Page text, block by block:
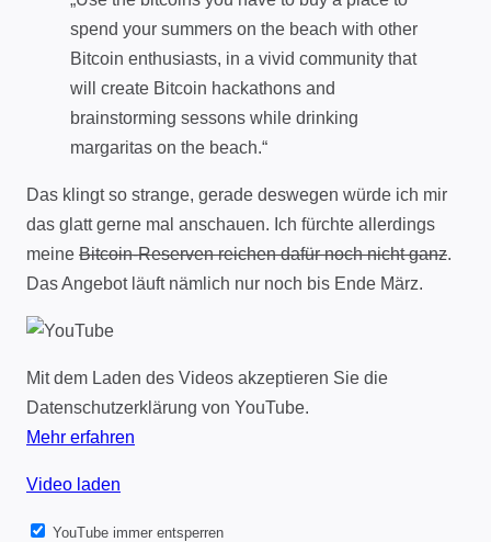
spend your summers on the beach with other
Bitcoin enthusiasts, in a vivid community that
will create Bitcoin hackathons and
brainstorming sessons while drinking
margaritas on the beach.“
Das klingt so strange, gerade deswegen würde ich mir
das glatt gerne mal anschauen. Ich fürchte allerdings
meine Bitcoin-Reserven reichen dafür noch nicht ganz.
Das Angebot läuft nämlich nur noch bis Ende März.
Mit dem Laden des Videos akzeptieren Sie die
Datenschutzerklärung von YouTube.
Mehr erfahren
Video laden
YouTube immer entsperren